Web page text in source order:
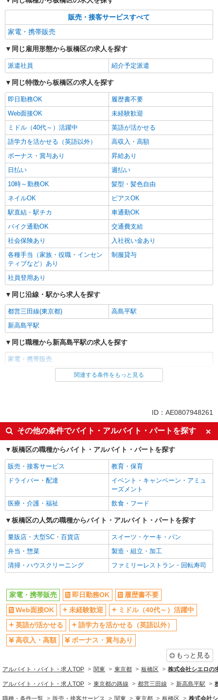
キープ 詳細を見る
販売・接客サービスすべて
家電・携帯販売
同じ雇用形態から板橋区の求人を探す
派遣社員 紹介予定派遣
同じ特徴から板橋区の求人を探す
即日勤務OK
履歴書不要
Web面接OK
未経験歓迎
ミドル（40代～）活躍中
英語が活かせる
語学力を活かせる（英語以外）
高収入・高額
ボーナス・賞与あり
昇給あり
日払い
週払い
10時～勤務OK
髪型・髪色自由
ネイルOK
ピアスOK
駅直結・駅チカ
車通勤OK
バイク通勤OK
交通費支給
社会保険あり
入社祝い金あり
各種手当（家族・役職・インセン
ティブなど）あり
制服貸与
社員登用あり
同じ沿線・駅から求人を探す
都営三田線(東京都)
高島平駅
新高島平駅
同じ職種から新高島平駅の求人を探す
家電・携帯販売
同じ雇用形態から新高島平駅の求人を探す
即日勤務OK
履歴書不要
Web面接OK
未経験歓迎
ミドル（40代～）活躍中
英語が活かせる
語学力を活かせる（英語以外）
高収入・高額
ボーナス・賞与あり
昇給あり
日払い
週払い
10時～勤務OK
髪型・髪色自由
ネイルOK
ピアスOK
駅直結・駅チカ
車通勤OK
バイク通勤OK
交通費支給
社会保険あり
入社祝い金あり
ティブなど）あり
社員登用あり
同じ職種から求人を探す
販売・接客サービス
同じ特徴から求人を探す
未経験歓迎
ミドル（40代～）活躍中
関連する条件をもっと見る
ID：AE0807948261
その他の条件でバイト・アルバイト・パートを探す
板橋区の職種からバイト・アルバイト・パートを探す
販売・接客サービス
教育・保育
ドライバー・配達
イベント・キャンペーン・アミュ
ーズメント
医療・介護・福祉
飲食・フード
板橋区の人気の職種からバイト・アルバイト・パートを探す
量販店・大型SC・百貨店
スイーツ・ケーキ・パン
弁当・惣菜
製造・組立・加工
清掃・ハウスクリーニング
ファミリーレストラン・回転寿司
家電・携帯販売 即日勤務OK
履歴書不要
Web面接OK
未経験歓迎
ミドル（40代～）活躍中
英語が活かせる
語学力を活かせる（英語以外）
高収入・高額
ボーナス・賞与あり
もっと見る
アルバイト・バイト・求人TOP 関東 東京都 板橋区 株式会社シエロの
アルバイト・バイト・求人TOP 東京都の路線 都営三田線 新高島平駅
職種・条件一覧 販売・接客サービス 関東 東京都 板橋区 株式会社